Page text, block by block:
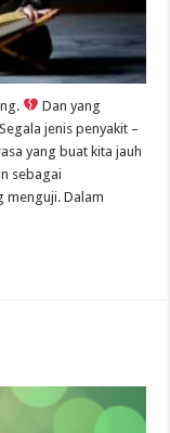
Dan yang
jenis penyakit –
yang buat kita jauh
sebagai
menguji. Dalam